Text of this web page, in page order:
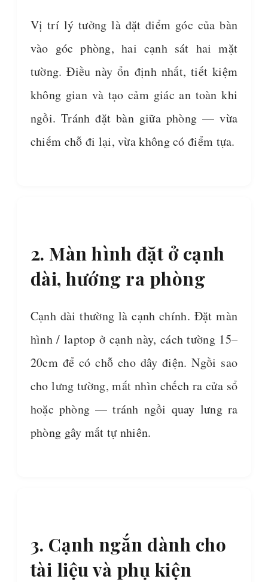
Vị trí lý tưởng là đặt điểm góc của bàn
vào góc phòng, hai cạnh sát hai mặt
tường. Điều này ổn định nhất, tiết kiệm
không gian và tạo cảm giác an toàn khi
ngồi. Tránh đặt bàn giữa phòng — vừa
chiếm chỗ đi lại, vừa không có điểm tựa.
2. Màn hình đặt ở cạnh
dài, hướng ra phòng
Cạnh dài thường là cạnh chính. Đặt màn
hình / laptop ở cạnh này, cách tường 15–
20cm để có chỗ cho dây điện. Ngồi sao
cho lưng tường, mắt nhìn chếch ra cửa sổ
hoặc phòng — tránh ngồi quay lưng ra
phòng gây mất tự nhiên.
3. Cạnh ngắn dành cho
tài liệu và phụ kiện